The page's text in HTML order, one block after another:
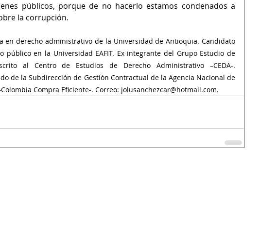
públicos, porque de no hacerlo estamos condenados a
la corrupción.
en derecho administrativo de la Universidad de Antioquia. Candidato
público en la Universidad EAFIT. Ex integrante del Grupo Estudio de
al Centro de Estudios de Derecho Administrativo –CEDA-.
de la Subdirección de Gestión Contractual de la Agencia Nacional de
Compra Eficiente-. Correo: jolusanchezcar@hotmail.com.